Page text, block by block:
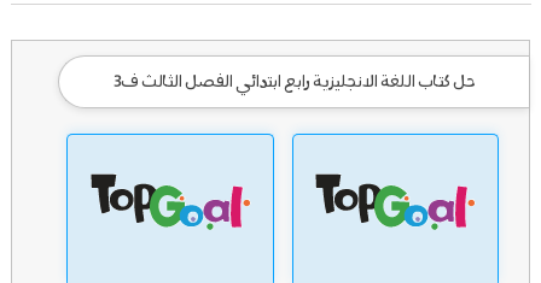
حل كتاب اللغة الانجليزية رابع ابتدائي الفصل الثالث ف3